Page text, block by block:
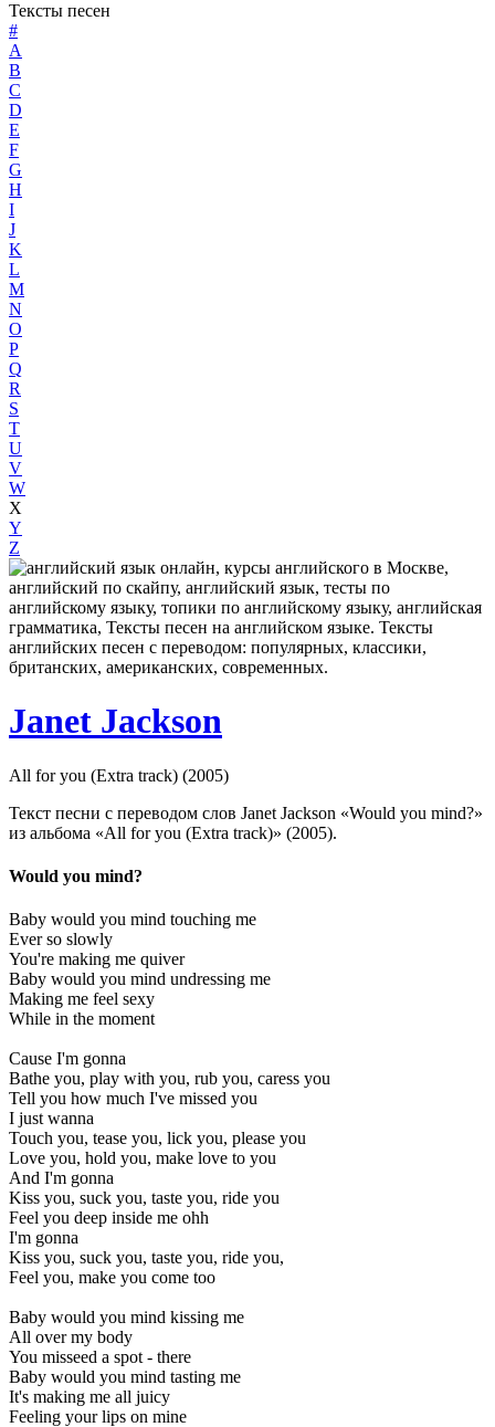
Тексты песен
#
A
B
C
D
E
F
G
H
I
J
K
L
M
N
O
P
Q
R
S
T
U
V
W
X
Y
Z
Janet Jackson
All for you (Extra track) (2005)
Текст песни с переводом слов Janet Jackson «Would you mind?»
из альбома «All for you (Extra track)» (2005).
Would you mind?
Baby would you mind touching me
Ever so slowly
You're making me quiver
Baby would you mind undressing me
Making me feel sexy
While in the moment
Cause I'm gonna
Bathe you, play with you, rub you, caress you
Tell you how much I've missed you
I just wanna
Touch you, tease you, lick you, please you
Love you, hold you, make love to you
And I'm gonna
Kiss you, suck you, taste you, ride you
Feel you deep inside me ohh
I'm gonna
Kiss you, suck you, taste you, ride you,
Feel you, make you come too
Baby would you mind kissing me
All over my body
You misseed a spot - there
Baby would you mind tasting me
It's making me all juicy
Feeling your lips on mine